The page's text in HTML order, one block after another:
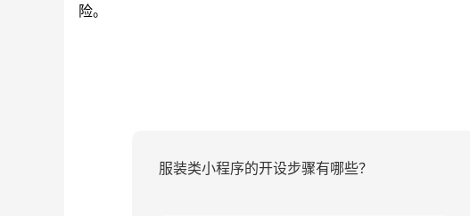
险。
服装类小程序的开设步骤有哪些？